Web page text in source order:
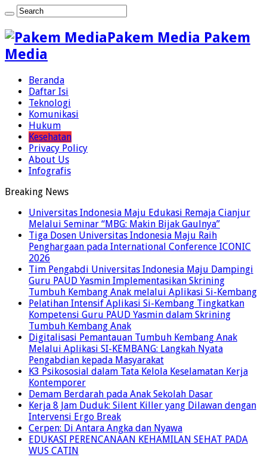
Pakem Media Pakem
Media
Beranda
Daftar Isi
Teknologi
Komunikasi
Hukum
Kesehatan
Privacy Policy
About Us
Infografis
Breaking News
Universitas Indonesia Maju Edukasi Remaja Cianjur
Melalui Seminar “MBG: Makin Bijak Gaulnya”
Tiga Dosen Universitas Indonesia Maju Raih
Penghargaan pada International Conference ICONIC
2026
Tim Pengabdi Universitas Indonesia Maju Dampingi
Guru PAUD Yasmin Implementasikan Skrining
Tumbuh Kembang Anak melalui Aplikasi Si-Kembang
Pelatihan Intensif Aplikasi Si-Kembang Tingkatkan
Kompetensi Guru PAUD Yasmin dalam Skrining
Tumbuh Kembang Anak
Digitalisasi Pemantauan Tumbuh Kembang Anak
Melalui Aplikasi SI-KEMBANG: Langkah Nyata
Pengabdian kepada Masyarakat
K3 Psikososial dalam Tata Kelola Keselamatan Kerja
Kontemporer
Demam Berdarah pada Anak Sekolah Dasar
Kerja 8 Jam Duduk: Silent Killer yang Dilawan dengan
Intervensi Ergo Break
Cerpen: Di Antara Angka dan Nyawa
EDUKASI PERENCANAAN KEHAMILAN SEHAT PADA
WUS CATIN